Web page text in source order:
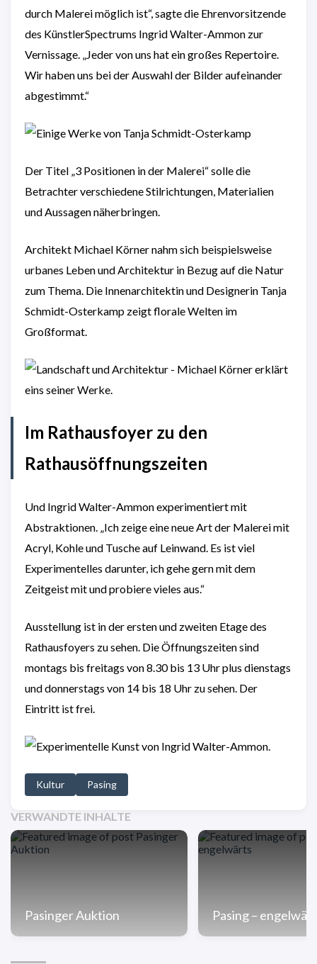
durch Malerei möglich ist“, sagte die Ehrenvorsitzende
des KünstlerSpectrums Ingrid Walter-Ammon zur
Vernissage. „Jeder von uns hat ein großes Repertoire.
Wir haben uns bei der Auswahl der Bilder aufeinander
abgestimmt.“
Der Titel „3 Positionen in der Malerei“ solle die
Betrachter verschiedene Stilrichtungen, Materialien
und Aussagen näherbringen.
Architekt Michael Körner nahm sich beispielsweise
urbanes Leben und Architektur in Bezug auf die Natur
zum Thema. Die Innenarchitektin und Designerin Tanja
Schmidt-Osterkamp zeigt florale Welten im
Großformat.
Im Rathausfoyer zu den
Rathausöffnungszeiten
Und Ingrid Walter-Ammon experimentiert mit
Abstraktionen. „Ich zeige eine neue Art der Malerei mit
Acryl, Kohle und Tusche auf Leinwand. Es ist viel
Experimentelles darunter, ich gehe gern mit dem
Zeitgeist mit und probiere vieles aus.“
Ausstellung ist in der ersten und zweiten Etage des
Rathausfoyers zu sehen. Die Öffnungszeiten sind
montags bis freitags von 8.30 bis 13 Uhr plus dienstags
und donnerstags von 14 bis 18 Uhr zu sehen. Der
Eintritt ist frei.
Kultur Pasing
VERWANDTE INHALTE
Pasinger Auktion Pasing –